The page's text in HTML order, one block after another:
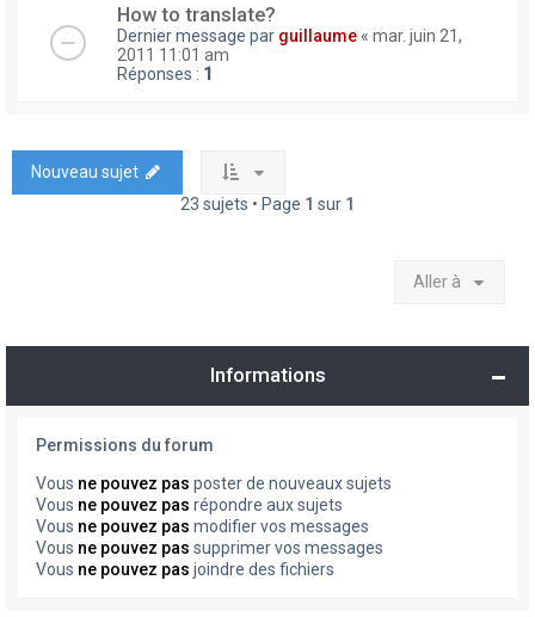
How to translate?
Dernier message par guillaume « mar. juin 21,
2011 11:01 am
Réponses : 1
Nouveau sujet
23 sujets • Page 1 sur 1
Aller à
Informations
Permissions du forum
Vous ne pouvez pas poster de nouveaux sujets
Vous ne pouvez pas répondre aux sujets
Vous ne pouvez pas modifier vos messages
Vous ne pouvez pas supprimer vos messages
Vous ne pouvez pas joindre des fichiers